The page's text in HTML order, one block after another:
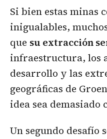
Si bien estas minas
inigualables,
que su extracción
infraestructura, los
desarrollo y las
geográficas de
idea sea demasiado
Un segundo